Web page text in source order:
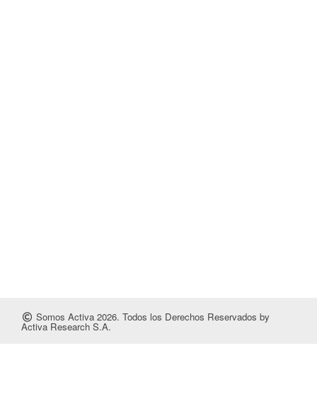
Somos Activa 2026. Todos los Derechos Reservados by
Activa Research S.A.